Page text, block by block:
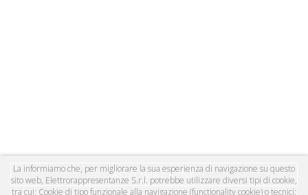
AUTOMAZIONE
La informiamo che, per migliorare la sua esperienza di navigazione su questo
sito web, Elettrorappresentanze S.r.l. potrebbe utilizzare diversi tipi di cookie,
tra cui: Cookie di tipo funzionale alla navigazione (functionality cookie) o tecnici;